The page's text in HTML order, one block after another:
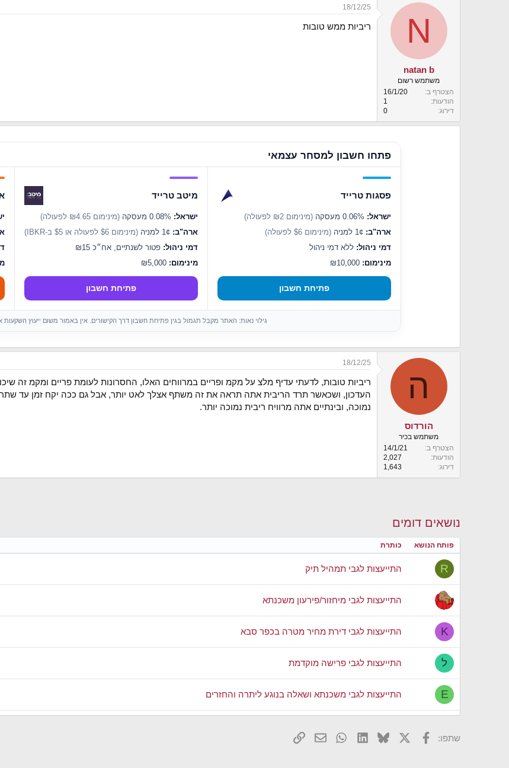
N
natan b
משתמש רשום
הצטרף ב
16/1/20
הודעות
1
דירוג
0
18/12/25
ריביות ממש טובות
פתחו חשבון למסחר עצמאי
פסגות טרייד
ישראל:
(מינימום ₪2 לפעולה)
ארה"ב:
(מינימום $6 לפעולה)
דמי ניהול: ללא דמי ניהול
מינימום:
פתיחת חשבון
מיטב טרייד
ישראל:
(מינימום ₪4.65 לפעולה)
ארה"ב:
(מינימום $6 לפעולה או $5 ב-IBKR)
דמי ניהול: פטור לשנתיים, אח״כ ₪15
מינימום:
פתיחת חשבון
גילוי נאות: האתר מקבל תגמול בגין פתיחת חשבון דרך הקישורים. אין באמור משום ייעוץ השקעות
ה
הורדוס
משתמש בכיר
הצטרף ב
14/1/21
הודעות
2,027
דירוג
1,643
18/12/25
ריביות טובות, לדעתי עדיף מלצ על מקמ ופריים במרווחים האלו, החסרונות לעומת פריים ומקמ זה
העדכון, ושכאשר תרד הריבית אתה תראה את זה משתף אצלך לאט יותר, אבל גם ככה יקח זמן עד שתרד
נמוכה, ובינתיים אתה מרוויח ריבית נמוכה יותר.
נושאים דומים
פותח הנושא כותרת
R התייעצות לגבי תמהיל תיק
התייעצות לגבי מיחזור/פירעון משכנתא
K התייעצות לגבי דירת מחיר מטרה בכפר סבא
ל התייעצות לגבי פרישה מוקדמת
E התייעצות לגבי משכנתא ושאלה בנוגע ליתרה והחזרים
שתפו: פייסבוק Bluesky
LinkedIn
WhatsAppדואר אלקטרוני